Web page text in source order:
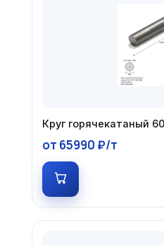
Круг горячекатаный
от 65990 ₽/т